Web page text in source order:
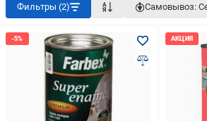
Фильтры (2) Самовывоз: